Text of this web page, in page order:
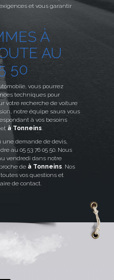
et vous garantir
À
AU
50
vous pourrez
techniques pour
votre recherche de voiture
notre équipe saura vous
à vos besoins
à Tonneins
une demande de devis,
au 05 53 76 05 50. Nous
vendredi dans notre
de à Tonneins . Nos
vos questions et
de contact.